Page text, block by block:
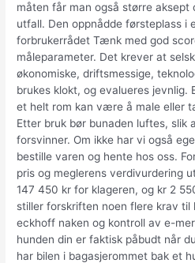
måten får man også større aksept
utfall. Den oppnådde førsteplass i
forbrukerrådet Tænk med god
måleparameter. Det krever at
økonomiske, driftsmessige,
brukes klokt, og evalueres
et helt rom kan være å male eller
Etter bruk bør bunaden luftes, slik
forsvinner. Om ikke har vi også
bestille varen og hente hos oss.
pris og meglerens verdivurdering
147 450 kr for klageren, og kr 2
stiller forskriften noen flere krav til
eckhoff naken og kontroll av e-
hunden din er faktisk påbudt når
har bilen i bagasjerommet bak et